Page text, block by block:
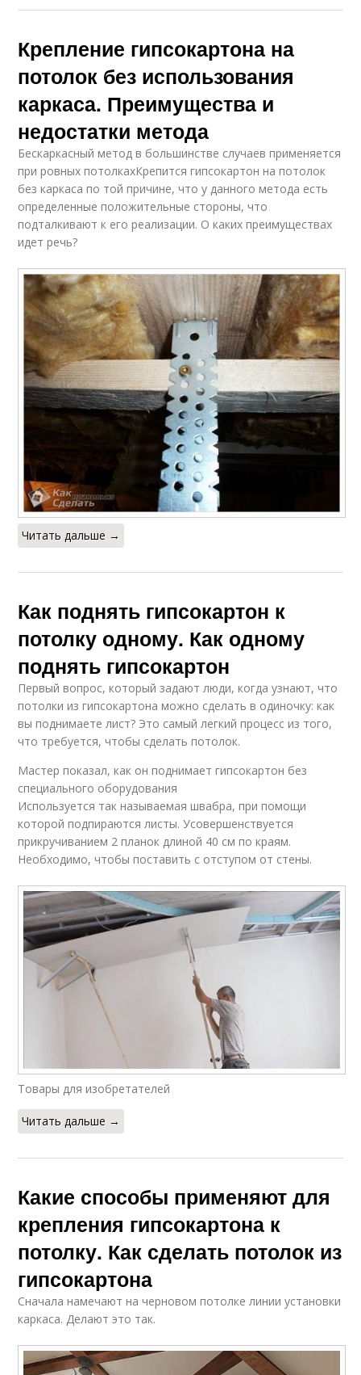
Крепление гипсокартона на
потолок без использования
каркаса. Преимущества и
недостатки метода
Бескаркасный метод в большинстве случаев применяется
при ровных потолкахКрепится гипсокартон на потолок
без каркаса по той причине, что у данного метода есть
определенные положительные стороны, что
подталкивают к его реализации. О каких преимуществах
идет речь?
Читать дальше →
Как поднять гипсокартон к
потолку одному. Как одному
поднять гипсокартон
Первый вопрос, который задают люди, когда узнают, что
потолки из гипсокартона можно сделать в одиночку: как
вы поднимаете лист? Это самый легкий процесс из того,
что требуется, чтобы сделать потолок.
Мастер показал, как он поднимает гипсокартон без
специального оборудования
Используется так называемая швабра, при помощи
которой подпираются листы. Усовершенствуется
прикручиванием 2 планок длиной 40 см по краям.
Необходимо, чтобы поставить с отступом от стены.
Товары для изобретателей
Читать дальше →
Какие способы применяют для
крепления гипсокартона к
потолку. Как сделать потолок из
гипсокартона
Сначала намечают на черновом потолке линии установки
каркаса. Делают это так.